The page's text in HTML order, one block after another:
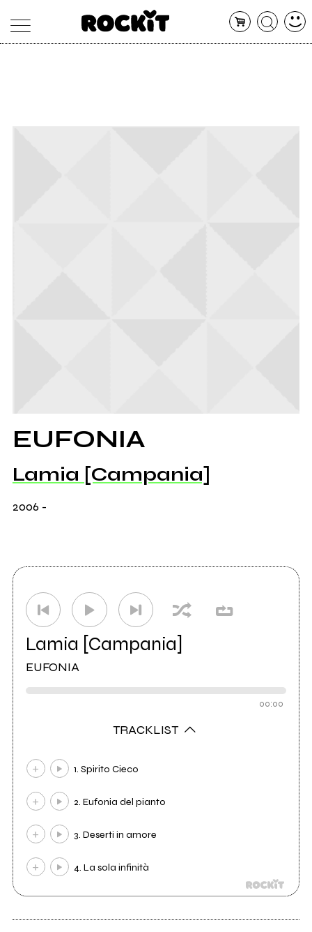
CONCERTI
EUFONIA
Lamia [Campania]
2006 -
Lamia [Campania]
EUFONIA
00:00
TRACKLIST
1. Spirito Cieco
2. Eufonia del pianto
3. Deserti in amore
4. La sola infinità